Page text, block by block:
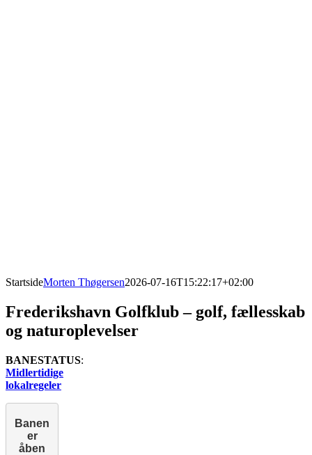
StartsideMorten Thøgersen2026-07-16T15:22:17+02:00
Frederikshavn Golfklub – golf, fællesskab
og naturoplevelser
BANESTATUS:
Midlertidige
lokalregeler
Banen
er
åben